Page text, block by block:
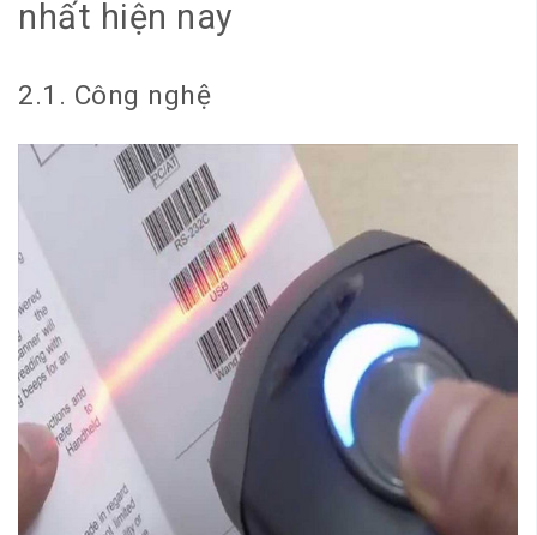
nhất hiện nay
2.1. Công nghệ